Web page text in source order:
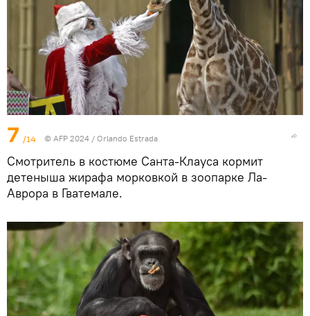
7 /14 © AFP 2024 / Orlando Estrada
Смотритель в костюме Санта-Клауса кормит
детеныша жирафа морковкой в зоопарке Ла-
Аврора в Гватемале.